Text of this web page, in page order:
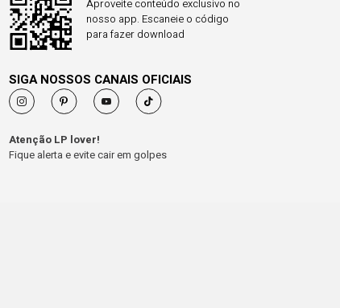
Aproveite conteúdo exclusivo no
nosso app. Escaneie o código
para fazer download
SIGA NOSSOS CANAIS OFICIAIS
Atenção LP lover!
Fique alerta e evite cair em golpes